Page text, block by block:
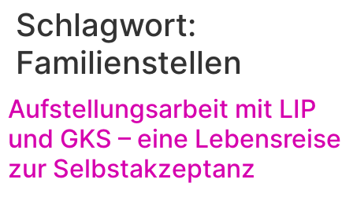
Schlagwort:
Familienstellen
Aufstellungsarbeit mit LIP
und GKS – eine Lebensreise
zur Selbstakzeptanz